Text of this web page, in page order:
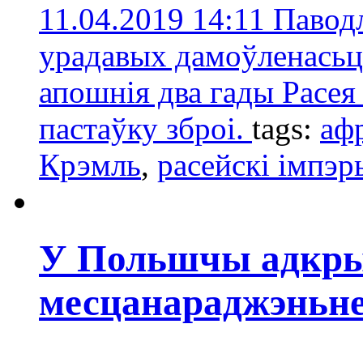
11.04.2019 14:11
урадавых
апошнія два гады
пастаўку зброі. tags:
Крэмль, расейскі
У Польшчы